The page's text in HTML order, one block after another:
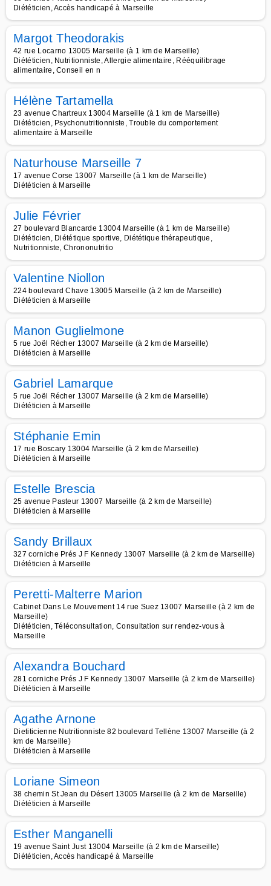
Diététicien, Accès handicapé à Marseille
Margot Theodorakis
42 rue Locarno 13005 Marseille (à 1 km de Marseille)
Diététicien, Nutritionniste, Allergie alimentaire, Rééquilibrage
alimentaire, Conseil en n
Hélène Tartamella
23 avenue Chartreux 13004 Marseille (à 1 km de Marseille)
Diététicien, Psychonutritionniste, Trouble du comportement
alimentaire à Marseille
Naturhouse Marseille 7
17 avenue Corse 13007 Marseille (à 1 km de Marseille)
Diététicien à Marseille
Julie Février
27 boulevard Blancarde 13004 Marseille (à 1 km de Marseille)
Diététicien, Diététique sportive, Diététique thérapeutique,
Nutritionniste, Chrononutritio
Valentine Niollon
224 boulevard Chave 13005 Marseille (à 2 km de Marseille)
Diététicien à Marseille
Manon Guglielmone
5 rue Joël Récher 13007 Marseille (à 2 km de Marseille)
Diététicien à Marseille
Gabriel Lamarque
5 rue Joël Récher 13007 Marseille (à 2 km de Marseille)
Diététicien à Marseille
Stéphanie Emin
17 rue Boscary 13004 Marseille (à 2 km de Marseille)
Diététicien à Marseille
Estelle Brescia
25 avenue Pasteur 13007 Marseille (à 2 km de Marseille)
Diététicien à Marseille
Sandy Brillaux
327 corniche Prés J F Kennedy 13007 Marseille (à 2 km de Marseille)
Diététicien à Marseille
Peretti-Malterre Marion
Cabinet Dans Le Mouvement 14 rue Suez 13007 Marseille (à 2 km de
Marseille)
Diététicien, Téléconsultation, Consultation sur rendez-vous à
Marseille
Alexandra Bouchard
281 corniche Prés J F Kennedy 13007 Marseille (à 2 km de Marseille)
Diététicien à Marseille
Agathe Arnone
Dietiticienne Nutritionniste 82 boulevard Tellène 13007 Marseille (à 2
km de Marseille)
Diététicien à Marseille
Loriane Simeon
38 chemin St Jean du Désert 13005 Marseille (à 2 km de Marseille)
Diététicien à Marseille
Esther Manganelli
19 avenue Saint Just 13004 Marseille (à 2 km de Marseille)
Diététicien, Accès handicapé à Marseille